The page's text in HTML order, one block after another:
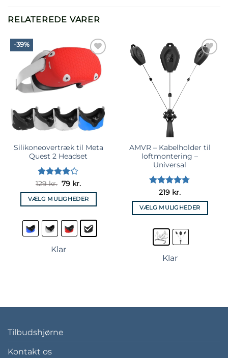
RELATEREDE VARER
-39%
Læg til i
önskelista
Silikoneovertræk til Meta
Quest 2 Headset
Vurderet
4.17ud
af 5
129kr. Den
pris
var:
129 kr..
79 kr.
pris
er:
79 kr..
VÆLG MULIGHEDER
vare
har
varianter.
varesiden
Klar
Læg til i
önskelista
AMVR – Kabelholder til
loftmontering –
Universal
Vurderet
4.75ud af
5
219 kr.
VÆLG MULIGHEDER
vare
har
varianter.
Klar
Tilbudshjørne
Kontakt os